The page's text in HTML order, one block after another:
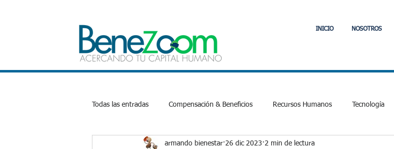
INICIO NOSOTROS
Todas las entradas Compensación & Beneficios Recursos Humanos Tecnología
Bienestar Emocional Salud Laboral y Tributario Comunidad
armando bienestar 26 dic 2023 2 min de lectura